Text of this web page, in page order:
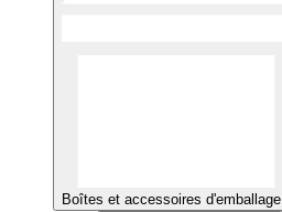
Boîtes et accessoires d'emballage